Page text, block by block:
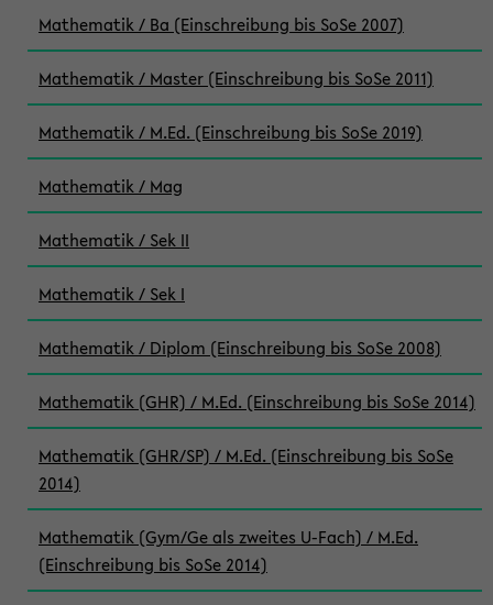
Mathematik / Ba (Einschreibung bis SoSe 2007)
Mathematik / Master (Einschreibung bis SoSe 2011)
Mathematik / M.Ed. (Einschreibung bis SoSe 2019)
Mathematik / Mag
Mathematik / Sek II
Mathematik / Sek I
Mathematik / Diplom (Einschreibung bis SoSe 2008)
Mathematik (GHR) / M.Ed. (Einschreibung bis SoSe 2014)
Mathematik (GHR/SP) / M.Ed. (Einschreibung bis SoSe
2014)
Mathematik (Gym/Ge als zweites U-Fach) / M.Ed.
(Einschreibung bis SoSe 2014)